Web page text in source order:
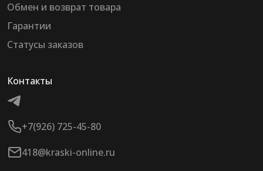
Обмен и возврат товара
Гарантии
Статусы заказов
Контакты
+7(926) 725-45-80
418@kraski-online.ru